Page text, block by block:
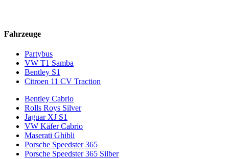
Fahrzeuge
Partybus
VW T1 Samba
Bentley S1
Citroen 11 CV Traction
Bentley Cabrio
Rolls Roys Silver
Jaguar XJ S1
VW Käfer Cabrio
Maserati Ghibli
Porsche Speedster 365
Porsche Speedster 365 Silber